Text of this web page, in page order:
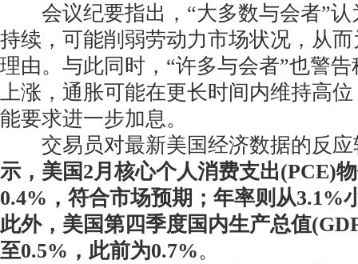
会议纪要指出，“大多数与会者”认
持续，可能削弱劳动力市场状况，从
理由。与此同时，“许多与会者”也警
上涨，通胀可能在更长时间内维持高
能要求进一步加息。
交易员对最新美国经济数据的反应
示，美国2月核心个人消费支出(PCE)
0.4%，符合市场预期；年率则从3.1%
此外，美国第四季度国内生产总值
至0.5%，此前为0.7%。